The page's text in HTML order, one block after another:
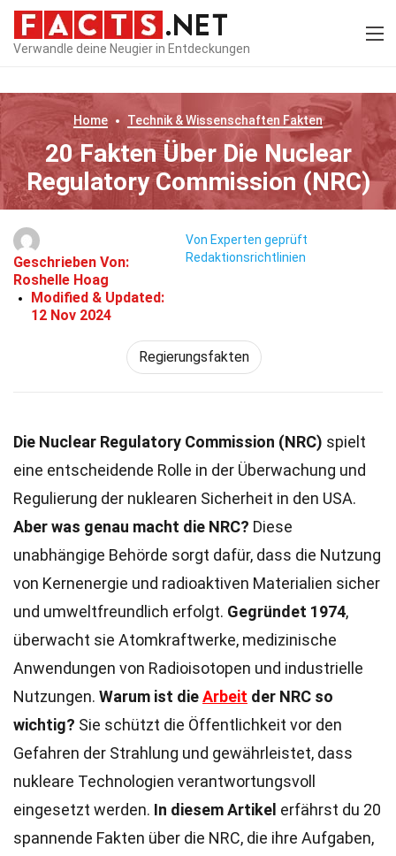
Verwandle deine Neugier in Entdeckungen
Home Technik & Wissenschaften Fakten
20 Fakten Über Die Nuclear
Regulatory Commission (NRC)
Geschrieben Von:
Roshelle Hoag
Modified & Updated:
12 Nov 2024
Von Experten geprüft
Redaktionsrichtlinien
Regierungsfakten
Die Nuclear Regulatory Commission (NRC) spielt
eine entscheidende Rolle in der Überwachung und
Regulierung der nuklearen Sicherheit in den USA.
Aber was genau macht die NRC? Diese
unabhängige Behörde sorgt dafür, dass die Nutzung
von Kernenergie und radioaktiven Materialien sicher
und umweltfreundlich erfolgt. Gegründet 1974,
überwacht sie Atomkraftwerke, medizinische
Anwendungen von Radioisotopen und industrielle
Nutzungen. Warum ist dieArbeit der NRC so
wichtig? Sie schützt die Öffentlichkeit vor den
Gefahren der Strahlung und gewährleistet, dass
nukleare Technologien verantwortungsvoll
eingesetzt werden. In diesem Artikel erfährst du 20
spannende Fakten über die NRC, die ihre Aufgaben,